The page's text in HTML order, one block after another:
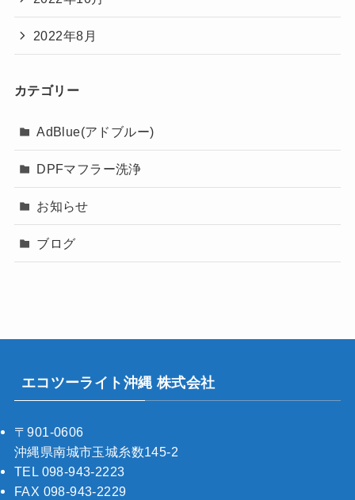
2022年8月
カテゴリー
AdBlue(アドブルー)
DPFマフラー洗浄
お知らせ
ブログ
エコツーライト沖縄 株式会社
〒901-0606
沖縄県南城市玉城糸数145-2
TEL 098-943-2223
FAX 098-943-2229